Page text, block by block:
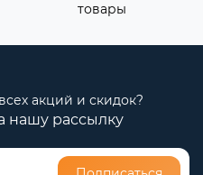
товары
акций и скидок?
нашу рассылку